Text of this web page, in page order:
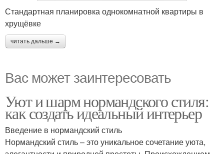
Стандартная планировка однокомнатной квартиры в
хрущёвке
читать дальше →
Вас может заинтересовать
Уют и шарм нормандского стиля:
как создать идеальный интерьер
Введение в нормандский стиль
Нормандский стиль – это уникальное сочетание уюта,